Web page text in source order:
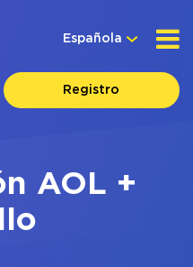
Española
Registro
AOL +